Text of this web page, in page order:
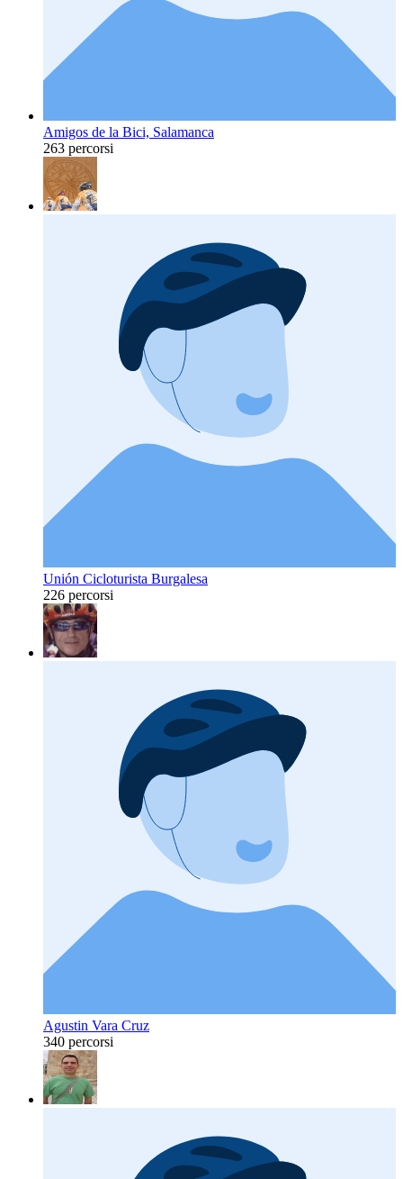
Amigos de la Bici, Salamanca
263 percorsi
Unión Cicloturista Burgalesa
226 percorsi
Agustin Vara Cruz
340 percorsi